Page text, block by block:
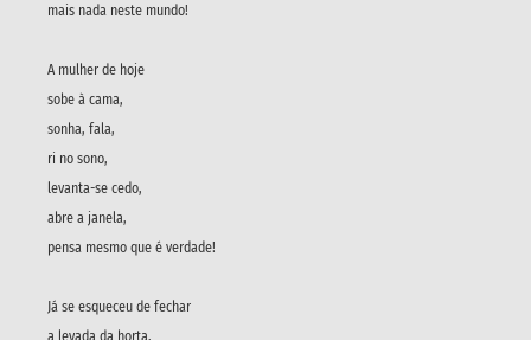
mais nada neste mundo!
A mulher de hoje
sobe à cama,
sonha, fala,
ri no sono,
levanta-se cedo,
abre a janela,
pensa mesmo que é verdade!
Já se esqueceu de fechar
a levada da horta,